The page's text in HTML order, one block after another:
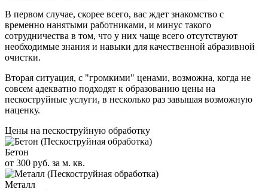
В первом случае, скорее всего, вас ждет знакомство с
временно нанятыми работниками, и минус такого
сотрудничества в том, что у них чаще всего отсутствуют
необходимые знания и навыки для качественной абразивной
очистки.
Вторая ситуация, с "громкими" ценами, возможна, когда не
совсем адекватно подходят к образованию цены на
пескоструйные услуги, в несколько раз завышая возможную
наценку.
Цены на пескоструйную обработку
Бетон
от 300 руб. за м. кв.
Металл